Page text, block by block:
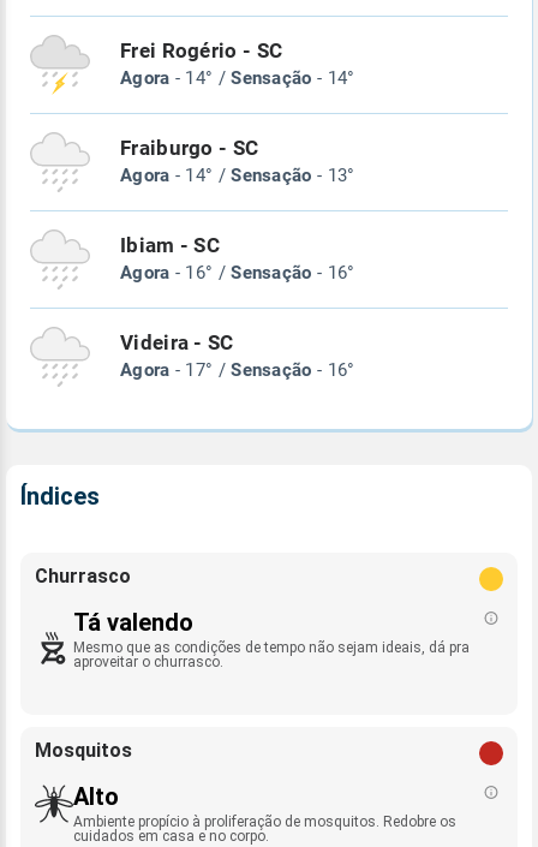
Frei Rogério - SC
Agora - 14° /Sensação - 14°
Fraiburgo - SC
Agora - 14° /Sensação - 13°
Ibiam - SC
Agora - 16° /Sensação - 16°
Videira - SC
Agora - 17° /Sensação - 16°
Índices
Churrasco
Tá valendo
Mesmo que as condições de tempo não sejam ideais, dá pra
aproveitar o churrasco.
Mosquitos
Alto
Ambiente propício à proliferação de mosquitos. Redobre os
cuidados em casa e no corpo.